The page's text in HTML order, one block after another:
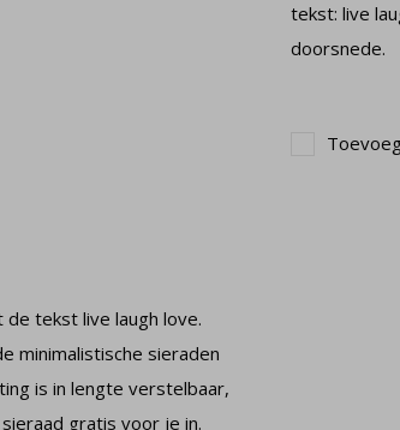
tekst: live
doorsnede.
tekst live laugh love.
minimalistische sieraden
is in lengte verstelbaar,
gratis voor je in.